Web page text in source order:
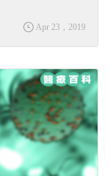
Apr 23，2019